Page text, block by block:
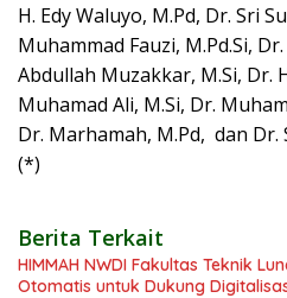
H. Edy Waluyo, M.Pd, ⁠Dr. Sri
Muhammad Fauzi, M.Pd.Si,
Abdullah Muzakkar, M.Si, ⁠⁠Dr.
Muhamad Ali, M.Si, ⁠Dr.
⁠⁠Dr. Marhamah, M.Pd, dan ⁠⁠Dr.
(*)
Berita Terkait
HIMMAH NWDI Fakultas Teknik
Otomatis untuk Dukung